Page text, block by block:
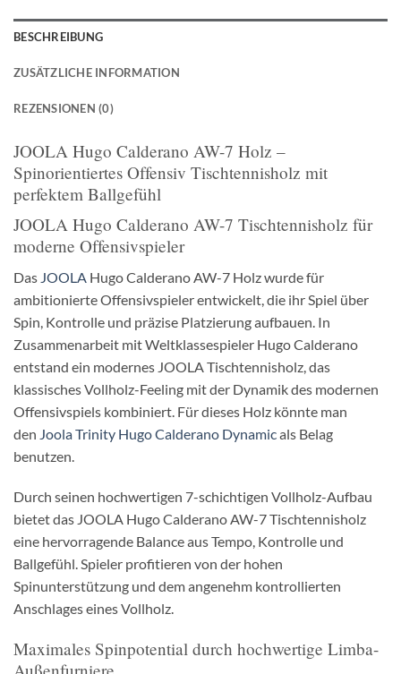
BESCHREIBUNG
ZUSÄTZLICHE INFORMATION
REZENSIONEN (0)
JOOLA Hugo Calderano AW-7 Holz –
Spinorientiertes Offensiv Tischtennisholz mit
perfektem Ballgefühl
JOOLA Hugo Calderano AW-7 Tischtennisholz für
moderne Offensivspieler
Das JOOLA Hugo Calderano AW-7 Holz wurde für
ambitionierte Offensivspieler entwickelt, die ihr Spiel über
Spin, Kontrolle und präzise Platzierung aufbauen. In
Zusammenarbeit mit Weltklassespieler Hugo Calderano
entstand ein modernes JOOLA Tischtennisholz, das
klassisches Vollholz-Feeling mit der Dynamik des modernen
Offensivspiels kombiniert. Für dieses Holz könnte man
den Joola Trinity Hugo Calderano Dynamicals Belag
benutzen.
Durch seinen hochwertigen 7-schichtigen Vollholz-Aufbau
bietet das JOOLA Hugo Calderano AW-7 Tischtennisholz
eine hervorragende Balance aus Tempo, Kontrolle und
Ballgefühl. Spieler profitieren von der hohen
Spinunterstützung und dem angenehm kontrollierten
Anschlages eines Vollholz.
Maximales Spinpotential durch hochwertige Limba-